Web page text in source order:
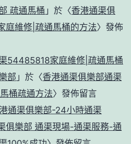
疏通馬桶 」於〈香港通渠俱
庭維修|疏通馬桶的方法〉發佈
54485818家庭維修|疏通馬桶
部 」於〈香港通渠俱樂部通渠
桶疏通方法〉發佈留言
通渠俱樂部-24小時通渠
俱樂部 通渠現場-通渠服務-通